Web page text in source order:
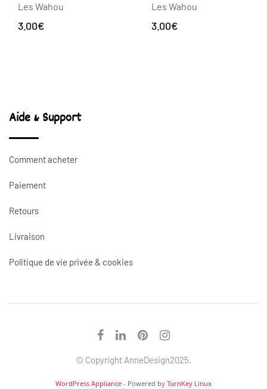
Les Wahou
3.00€
Les Wahou
3.00€
Aide & Support
Comment acheter
Paiement
Retours
Livraison
Politique de vie privée & cookies
© Copyright AnneDesign2025.
WordPress Appliance - Powered by TurnKey Linux